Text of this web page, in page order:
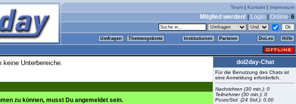
Team | Kontakt | Impressum
Mitglied werden! Login Online: 6
Umfragen Themengebiete Institutionen Parteien DoLex Hilfe
keine Unterbereiche.
zu können, musst Du angemeldet sein.
dol2day-Chat
Für die Benutzung des Chats ist
eine Anmeldung erforderlich.
Nachrichten (30 min.): 0
Teilnehmer (30 min.): 0
Posts/Std. (24 Std.): 0.00